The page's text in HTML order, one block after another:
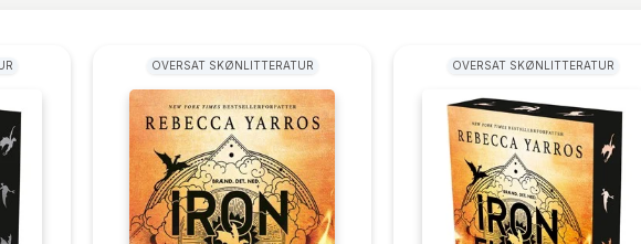
OVERSAT SKØNLITTERATUR OVERSAT SKØNLITTERATUR